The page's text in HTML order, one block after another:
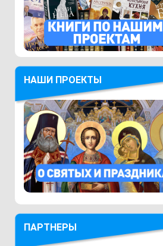
НАШИ ПРОЕКТЫ
ПАРТНЕРЫ